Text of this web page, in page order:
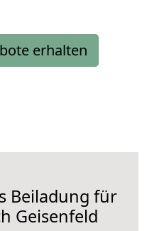
erhalten
Beiladung für
Geisenfeld